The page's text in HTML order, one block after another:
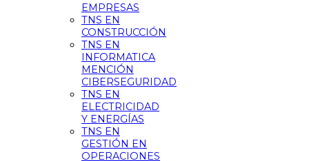
EMPRESAS
TNS EN
CONSTRUCCIÓN
TNS EN
INFORMATICA
MENCIÓN
CIBERSEGURIDAD
TNS EN
ELECTRICIDAD
Y ENERGÍAS
TNS EN
GESTIÓN EN
OPERACIONES